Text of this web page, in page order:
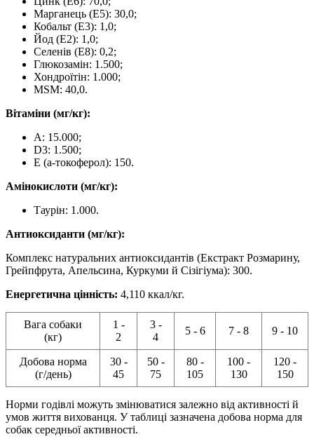
Марганець (E5): 30,0;
Кобальт (E3): 1,0;
Йод (E2): 1,0;
Селенів (E8): 0,2;
Глюкозамін: 1.500;
Хондроїтін: 1.000;
MSM: 40,0.
Вітаміни (мг/кг):
A: 15.000;
D3: 1.500;
E (a-токоферол): 150.
Амінокислоти (мг/кг):
Таурін: 1.000.
Антиоксиданти (мг/кг):
Комплекс натуральних антиоксидантів (Екстракт Розмарину,
Грейпфрута, Апельсина, Куркуми й Сізігіума): 300.
Енергетична цінність: 4,110 ккал/кг.
Вага собаки
(кг)
1 -
2
3 -
4
5 - 6 7 - 8 9 - 10
Добова норма
(г/день)
30 -
45
50 -
75
80 -
105
100 -
130
120 -
150
Норми годівлі можуть змінюватися залежно від активності й
умов життя вихованця. У таблиці зазначена добова норма для
собак середньої активності.